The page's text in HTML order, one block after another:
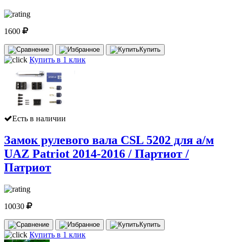
1600
Купить
Купить в 1 клик
Есть в наличии
Замок рулевого вала CSL 5202 для а/м
UAZ Patriot 2014-2016 / Партиот /
Патриот
10030
Купить
Купить в 1 клик